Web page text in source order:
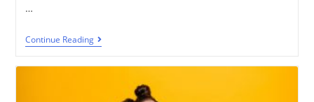
…
Continue Reading